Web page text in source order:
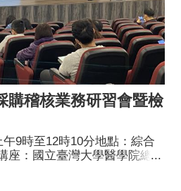
購稽核業務研習會暨檢
9時至12時10分地點：綜合
座：國立臺灣大學醫學院總務
長。課題：財物及勞務稽核
委員及工作小組成員主辦單